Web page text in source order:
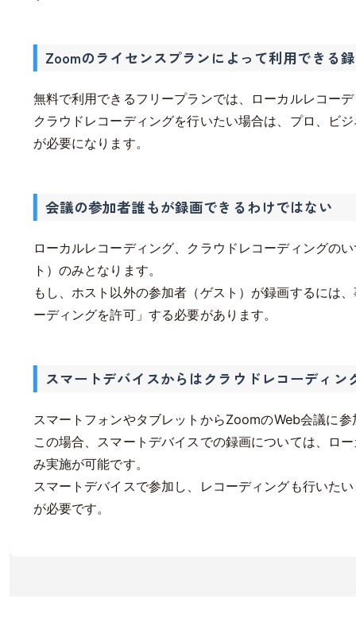
Zoomのライセンスプランによって利用できる
無料で利用できるフリープランでは、ローカルレコー
クラウドレコーディングを行いたい場合は、プロ、ビ
が必要になります。
会議の参加者誰もが録画できるわけではない
ローカルレコーディング、クラウドレコーディングの
ト）のみとなります。
もし、ホスト以外の参加者（ゲスト）が録画するには
ーディングを許可」する必要があります。
スマートデバイスからはクラウドレコーディン
スマートフォンやタブレットからZoomのWeb会議に
この場合、スマートデバイスでの録画については、ロ
み実施が可能です。
スマートデバイスで参加し、レコーディングも行いた
が必要です。